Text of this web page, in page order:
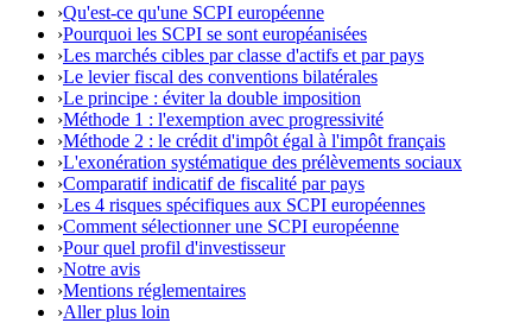
›Qu'est-ce qu'une SCPI européenne
›Pourquoi les SCPI se sont européanisées
›Les marchés cibles par classe d'actifs et par pays
›Le levier fiscal des conventions bilatérales
›Le principe : éviter la double imposition
›Méthode 1 : l'exemption avec progressivité
›Méthode 2 : le crédit d'impôt égal à l'impôt français
›L'exonération systématique des prélèvements sociaux
›Comparatif indicatif de fiscalité par pays
›Les 4 risques spécifiques aux SCPI européennes
›Comment sélectionner une SCPI européenne
›Pour quel profil d'investisseur
›Notre avis
›Mentions réglementaires
›Aller plus loin